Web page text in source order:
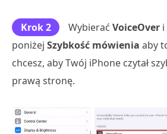
Krok 2 Wybierać VoiceOver i
poniżej Szybkość mówienia aby
chcesz, aby Twój iPhone czytał
prawą stronę.